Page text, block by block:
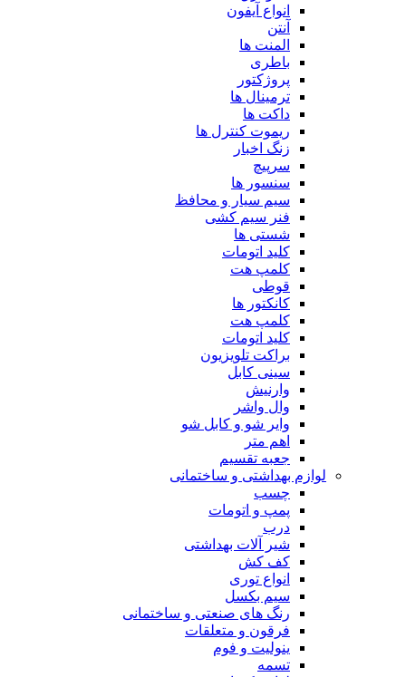
انواع آیفون
آنتن
المنت ها
باطری
پروژکتور
ترمینال ها
داکت ها
ریموت کنترل ها
زنگ اخبار
سرپیچ
سنسور ها
سیم سیار و محافظ
فنر سیم کشی
شستی ها
کلید اتومات
کلمپ هت
قوطی
کانکتور ها
کلمپ هت
کلید اتومات
براکت تلویزیون
سینی کابل
وارنیش
وال واشر
وایر شو و کابل شو
اهم متر
جعبه تقسیم
لوازم بهداشتی و ساختمانی
چسب
پمپ و اتومات
درب
شیر آلات بهداشتی
کف کش
انواع توری
سیم بکسل
رنگ های صنعتی و ساختمانی
فرقون و متعلقات
ینولیت و فوم
تسمه